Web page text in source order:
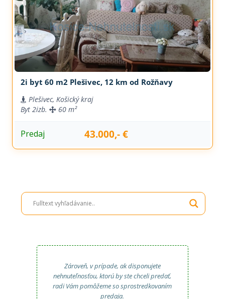
2i byt 60 m2 Plešivec, 12 km od Rožňavy
Plešivec, Košický kraj
Byt 2izb. 60 m²
Predaj 43.000,- €
Zároveň, v prípade, ak disponujete
nehnuteľnosťou, ktorú by ste chceli predať,
radi Vám pomôžeme so sprostredkovaním
predaja.